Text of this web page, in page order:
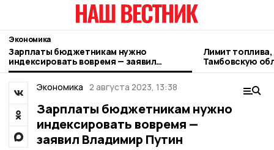
Экономика
Зарплаты бюджетникам нужно
индексировать вовремя — заявил
Владимир Путин
Лимит
Тамбовскую
Экономика 2 августа 2023, 13:38
Зарплаты бюджетникам нужно
индексировать вовремя —
заявил Владимир Путин